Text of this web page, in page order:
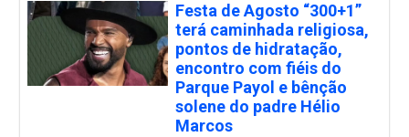
Festa de Agosto “300+1”
terá caminhada religiosa,
pontos de hidratação,
encontro com fiéis do
Parque Payol e bênção
solene do padre Hélio
Marcos